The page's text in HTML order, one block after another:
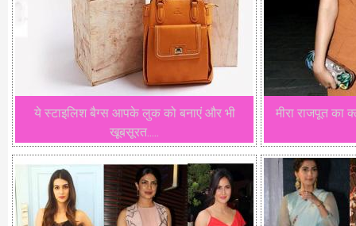
ये स्टाइलिश बैग्स आपके लुक को बनाएं और भी
खूबसूरत.....
मीरा राजपूत का